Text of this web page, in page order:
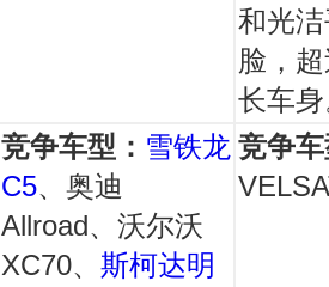
和光
脸，
长车
竞争车型： 雪铁龙
C5、奥迪
Allroad、沃尔沃
XC70、 斯柯达明
竞争